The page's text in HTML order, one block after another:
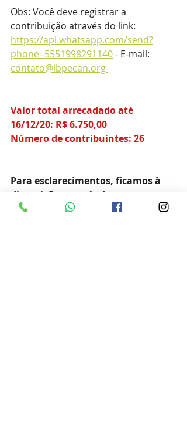
Obs: Você deve registrar a
contribuição através do link:
https://api.whatsapp.com/send?
phone=5551998291140 - E-mail:
contato@ibpecan.org
Valor total arrecadado até
16/12/20: R$ 6.750,00
Número de contribuintes: 26
Para esclarecimentos, ficamos à
disposição através dos contatos: